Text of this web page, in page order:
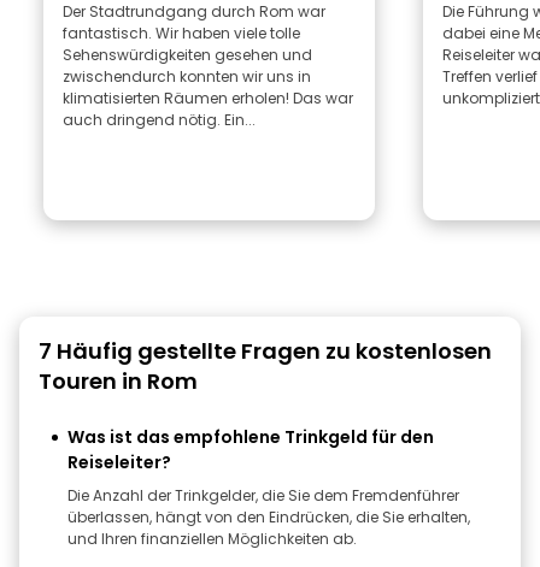
Der Stadtrundgang durch Rom war
fantastisch. Wir haben viele tolle
Sehenswürdigkeiten gesehen und
zwischendurch konnten wir uns in
klimatisierten Räumen erholen! Das war
auch dringend nötig. Ein...
Die Führung
dabei eine
Reiseleiter
Treffen
7 Häufig gestellte Fragen zu kostenlosen
Touren in Rom
Was ist das empfohlene Trinkgeld für den
Reiseleiter?
Die Anzahl der Trinkgelder, die Sie dem Fremdenführer
überlassen, hängt von den Eindrücken, die Sie erhalten,
und Ihren finanziellen Möglichkeiten ab.